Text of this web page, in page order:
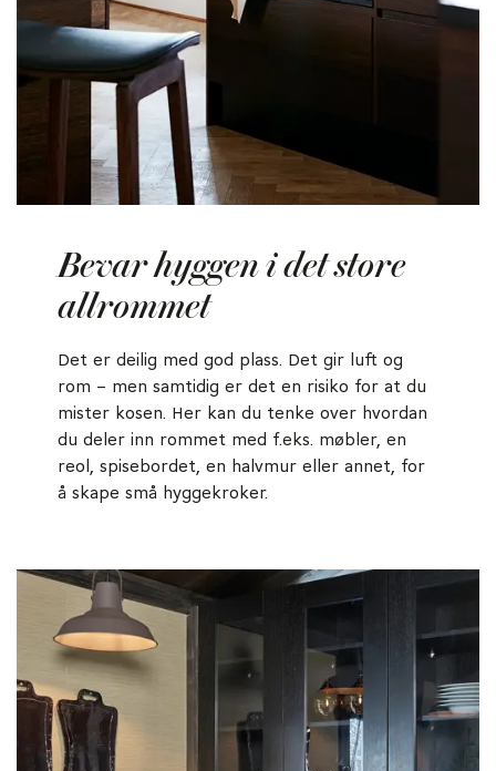
Bevar hyggen i det store
allrommet
Det er deilig med god plass. Det gir luft og
rom – men samtidig er det en risiko for at du
mister kosen. Her kan du tenke over hvordan
du deler inn rommet med f.eks. møbler, en
reol, spisebordet, en halvmur eller annet, for
å skape små hyggekroker.